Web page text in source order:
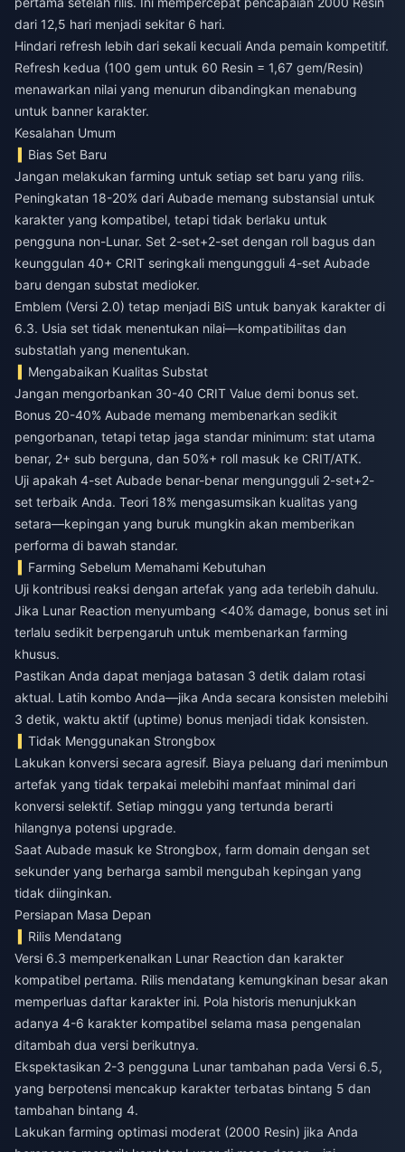
dari 12,5 hari menjadi sekitar 6 hari.
Hindari refresh lebih dari sekali kecuali Anda pemain kompetitif.
Refresh kedua (100 gem untuk 60 Resin = 1,67 gem/Resin)
menawarkan nilai yang menurun dibandingkan menabung
untuk banner karakter.
Kesalahan Umum
Bias Set Baru
Jangan melakukan farming untuk setiap set baru yang rilis.
Peningkatan 18-20% dari Aubade memang substansial untuk
karakter yang kompatibel, tetapi tidak berlaku untuk
pengguna non-Lunar. Set 2-set+2-set dengan roll bagus dan
keunggulan 40+ CRIT seringkali mengungguli 4-set Aubade
baru dengan substat medioker.
Emblem (Versi 2.0) tetap menjadi BiS untuk banyak karakter di
6.3. Usia set tidak menentukan nilai—kompatibilitas dan
substatlah yang menentukan.
Mengabaikan Kualitas Substat
Jangan mengorbankan 30-40 CRIT Value demi bonus set.
Bonus 20-40% Aubade memang membenarkan sedikit
pengorbanan, tetapi tetap jaga standar minimum: stat utama
benar, 2+ sub berguna, dan 50%+ roll masuk ke CRIT/ATK.
Uji apakah 4-set Aubade benar-benar mengungguli 2-set+2-
set terbaik Anda. Teori 18% mengasumsikan kualitas yang
setara—kepingan yang buruk mungkin akan memberikan
performa di bawah standar.
Farming Sebelum Memahami Kebutuhan
Uji kontribusi reaksi dengan artefak yang ada terlebih dahulu.
Jika Lunar Reaction menyumbang <40% damage, bonus set ini
terlalu sedikit berpengaruh untuk membenarkan farming
khusus.
Pastikan Anda dapat menjaga batasan 3 detik dalam rotasi
aktual. Latih kombo Anda—jika Anda secara konsisten melebihi
3 detik, waktu aktif (uptime) bonus menjadi tidak konsisten.
Tidak Menggunakan Strongbox
Lakukan konversi secara agresif. Biaya peluang dari menimbun
artefak yang tidak terpakai melebihi manfaat minimal dari
konversi selektif. Setiap minggu yang tertunda berarti
hilangnya potensi upgrade.
Saat Aubade masuk ke Strongbox, farm domain dengan set
sekunder yang berharga sambil mengubah kepingan yang
tidak diinginkan.
Persiapan Masa Depan
Rilis Mendatang
Versi 6.3 memperkenalkan Lunar Reaction dan karakter
kompatibel pertama. Rilis mendatang kemungkinan besar akan
memperluas daftar karakter ini. Pola historis menunjukkan
adanya 4-6 karakter kompatibel selama masa pengenalan
ditambah dua versi berikutnya.
Ekspektasikan 2-3 pengguna Lunar tambahan pada Versi 6.5,
yang berpotensi mencakup karakter terbatas bintang 5 dan
tambahan bintang 4.
Lakukan farming optimasi moderat (2000 Resin) jika Anda